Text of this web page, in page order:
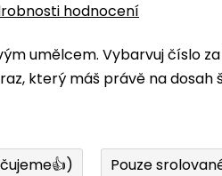
hodnocení
umělcem. Vybarvuj číslo
který máš právě na dosah
Pouze